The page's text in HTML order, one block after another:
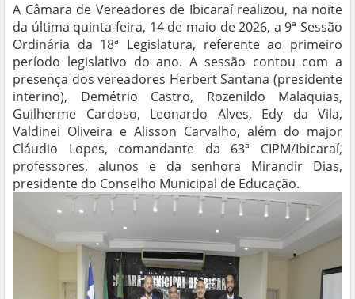
A Câmara de Vereadores de Ibicaraí realizou, na noite
da última quinta-feira, 14 de maio de 2026, a 9ª Sessão
Ordinária da 18ª Legislatura, referente ao primeiro
período legislativo do ano. A sessão contou com a
presença dos vereadores Herbert Santana (presidente
interino), Demétrio Castro, Rozenildo Malaquias,
Guilherme Cardoso, Leonardo Alves, Edy da Vila,
Valdinei Oliveira e Alisson Carvalho, além do major
Cláudio Lopes, comandante da 63ª CIPM/Ibicaraí,
professores, alunos e da senhora Mirandir Dias,
presidente do Conselho Municipal de Educação.